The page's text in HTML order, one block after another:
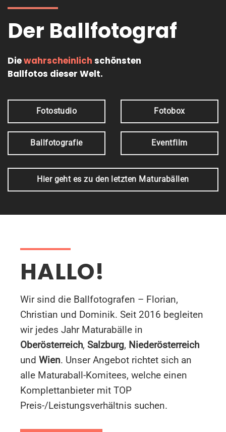
Der Ballfotograf
Diewahrscheinlich schönsten
Ballfotos dieser Welt.
Fotostudio Fotobox
Ballfotografie Eventfilm
Hier geht es zu den letzten Maturabällen
HALLO!
Wir sind die Ballfotografen – Florian,
Christian und Dominik. Seit 2016 begleiten
wir jedes Jahr Maturabälle in
Oberösterreich, Salzburg, Niederösterreich
und Wien. Unser Angebot richtet sich an
alle Maturaball-Komitees, welche einen
Komplettanbieter mit TOP
Preis-/Leistungsverhältnis suchen.